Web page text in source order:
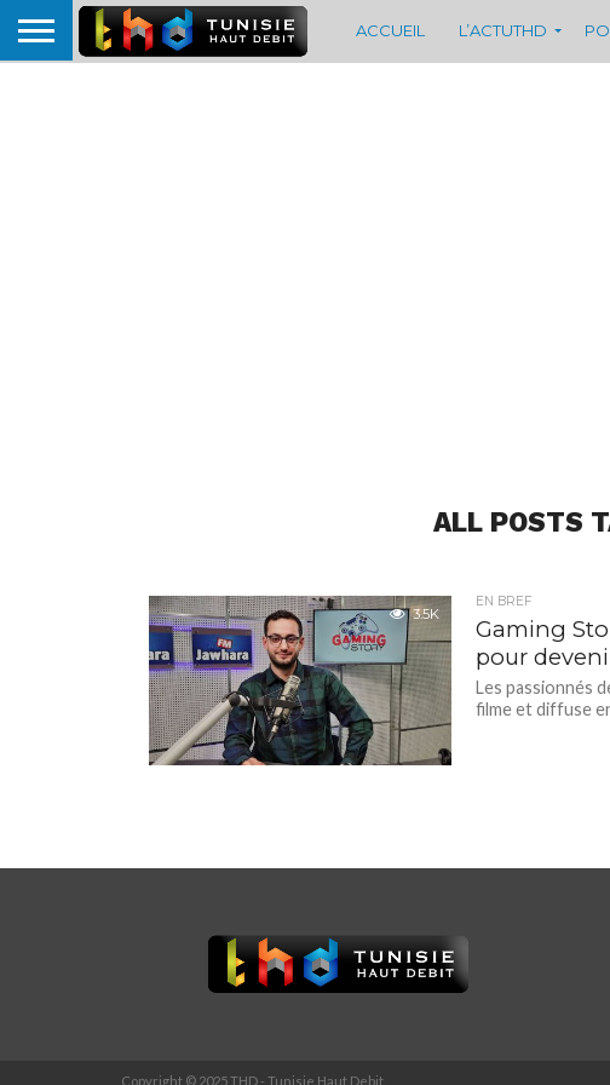
ACCUEIL L’ACTUTHD
ALL POSTS
3.5K
EN BREF
Gaming
pour
Les passionnés
filme et diffuse
Copyright © 2025 THD - Tunisie Haut Debit.